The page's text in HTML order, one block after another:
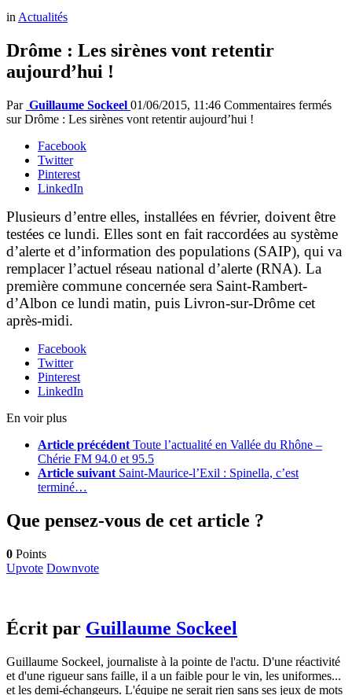
inActualités
Drôme : Les sirènes vont retentir
aujourd’hui !
Par Guillaume Sockeel 01/06/2015, 11:46 Commentaires fermés
sur Drôme : Les sirènes vont retentir aujourd’hui !
Facebook
Twitter
Pinterest
LinkedIn
Plusieurs d’entre elles, installées en février, doivent être
testées ce lundi. Elles sont en fait raccordées au système
d’alerte et d’information des populations (SAIP), qui va
remplacer l’actuel réseau national d’alerte (RNA). La
première commune concernée sera Saint-Rambert-
d’Albon ce lundi matin, puis Livron-sur-Drôme cet
après-midi.
Facebook
Twitter
Pinterest
LinkedIn
En voir plus
Article précédent Toute l’actualité en Vallée du Rhône –
Chérie FM 94.0 et 95.5
Article suivant Saint-Maurice-l’Exil : Spinella, c’est
terminé…
Que pensez-vous de cet article ?
0 Points
Upvote Downvote
Écrit par Guillaume Sockeel
Guillaume Sockeel, journaliste à la pointe de l'actu. D'une réactivité
et d'une rigueur sans faille, il a un faible pour le vin, les uniformes...
et les demi-échangeurs. L'équipe ne serait rien sans ses jeux de mots